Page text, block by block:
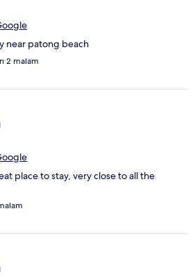
near patong beach
2 malam
place to stay, very close to all the